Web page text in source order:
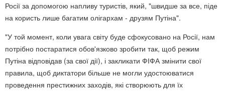
Росії за допомогою напливу туристів, який, "швидше за все, піде
на користь лише багатим олігархам - друзям Путіна".
"У той момент, коли увага світу буде сфокусовано на Росії, нам
потрібно постаратися обов'язково зробити так, щоб режим
Путіна відповідав (за свої дії), і закликати ФІФА змінити свої
правила, щоб диктатори більше не могли удостоюватися
проведення престижних заходів, які створюють для їх